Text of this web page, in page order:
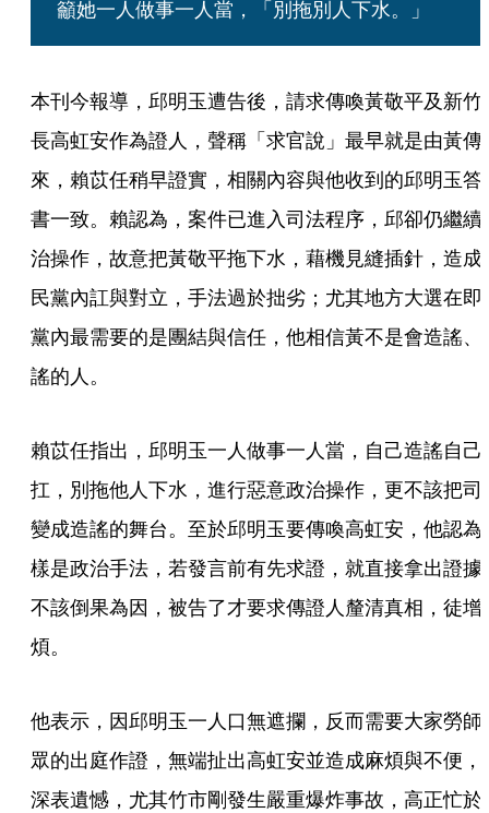
籲她一人做事一人當，「別拖別人下水。」
本刊今報導，邱明玉遭告後，請求傳喚黃敬平及新竹
長高虹安作為證人，聲稱「求官說」最早就是由黃傳
來，賴苡任稍早證實，相關內容與他收到的邱明玉答
書一致。賴認為，案件已進入司法程序，邱卻仍繼續
治操作，故意把黃敬平拖下水，藉機見縫插針，造成
民黨內訌與對立，手法過於拙劣；尤其地方大選在即
黨內最需要的是團結與信任，他相信黃不是會造謠、
謠的人。
賴苡任指出，邱明玉一人做事一人當，自己造謠自己
扛，別拖他人下水，進行惡意政治操作，更不該把司
變成造謠的舞台。至於邱明玉要傳喚高虹安，他認為
樣是政治手法，若發言前有先求證，就直接拿出證據
不該倒果為因，被告了才要求傳證人釐清真相，徒增
煩。
他表示，因邱明玉一人口無遮攔，反而需要大家勞師
眾的出庭作證，無端扯出高虹安並造成麻煩與不便，
深表遺憾，尤其竹市剛發生嚴重爆炸事故，高正忙於